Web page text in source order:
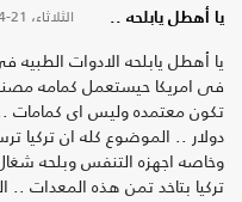
يا أهطل يابلحه .. الثلاثاء، 21-04-2020
يا أهطل يابلحه الادوات الطبيه
فى امريكا حيستعمل كمامه
دولار .. الموضوع كله ان تركيا
وخاصه اجهزه التنفس وبلحه
تركيا بتاخد تمن هذه المعدات